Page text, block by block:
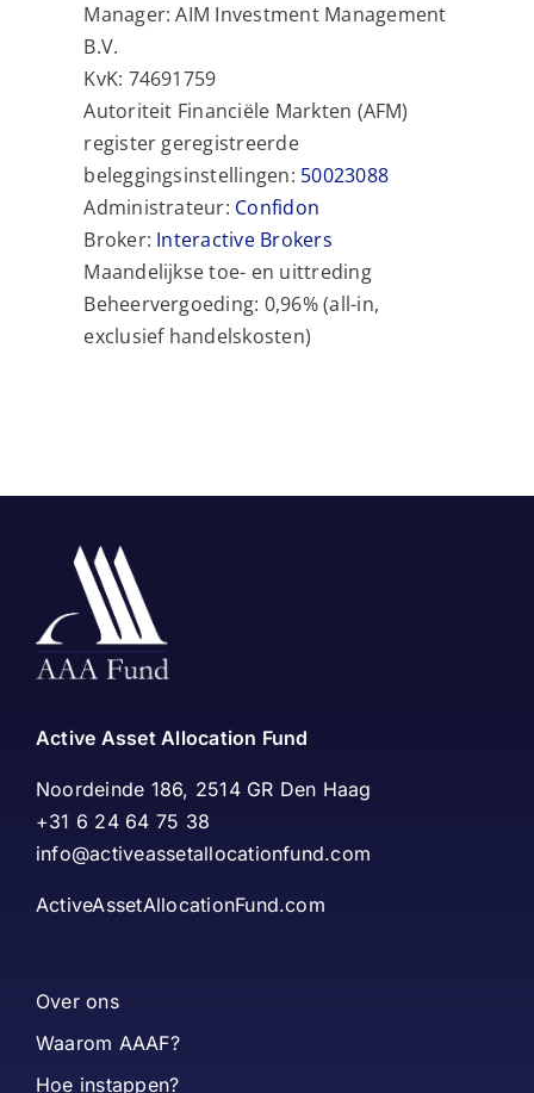
Manager: AIM Investment Management
B.V.
KvK: 74691759
Autoriteit Financiële Markten (AFM)
register geregistreerde
beleggingsinstellingen: 50023088
Administrateur: Confidon
Broker: Interactive Brokers
Maandelijkse toe- en uittreding
Beheervergoeding: 0,96% (all-in,
exclusief handelskosten)
Active Asset Allocation Fund
Noordeinde 186, 2514 GR Den Haag
+31 6 24 64 75 38
info@activeassetallocationfund.com
ActiveAssetAllocationFund.com
Over ons
Waarom AAAF?
Hoe instappen?